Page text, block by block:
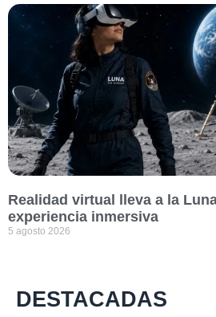
Realidad virtual lleva a la
experiencia inmersiva
5 agosto 2026
DESTACADAS